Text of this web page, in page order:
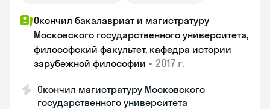
Окончил бакалавриат и магистратуру
Московского государственного университета,
философский факультет, кафедра истории
зарубежной философии • 2017 г.
Окончил магистратуру Московского
государственного университета